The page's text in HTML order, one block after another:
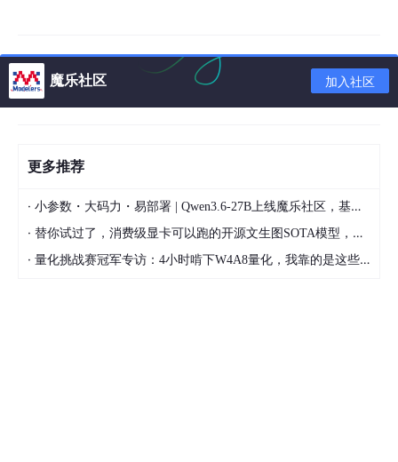
2.变介质型电容传感器
魔乐社区 加入社区
更多推荐
· 小参数・大码力・易部署 | Qwen3.6-27B上线魔乐社区，基于昇腾的部署教程来了
· 替你试过了，消费级显卡可以跑的开源文生图SOTA模型，顶级渲染、高密度文本绘图
· 量化挑战赛冠军专访：4小时啃下W4A8量化，我靠的是这些经验